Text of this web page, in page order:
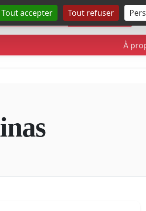
Tout accepter Tout refuser
Rechercher
À